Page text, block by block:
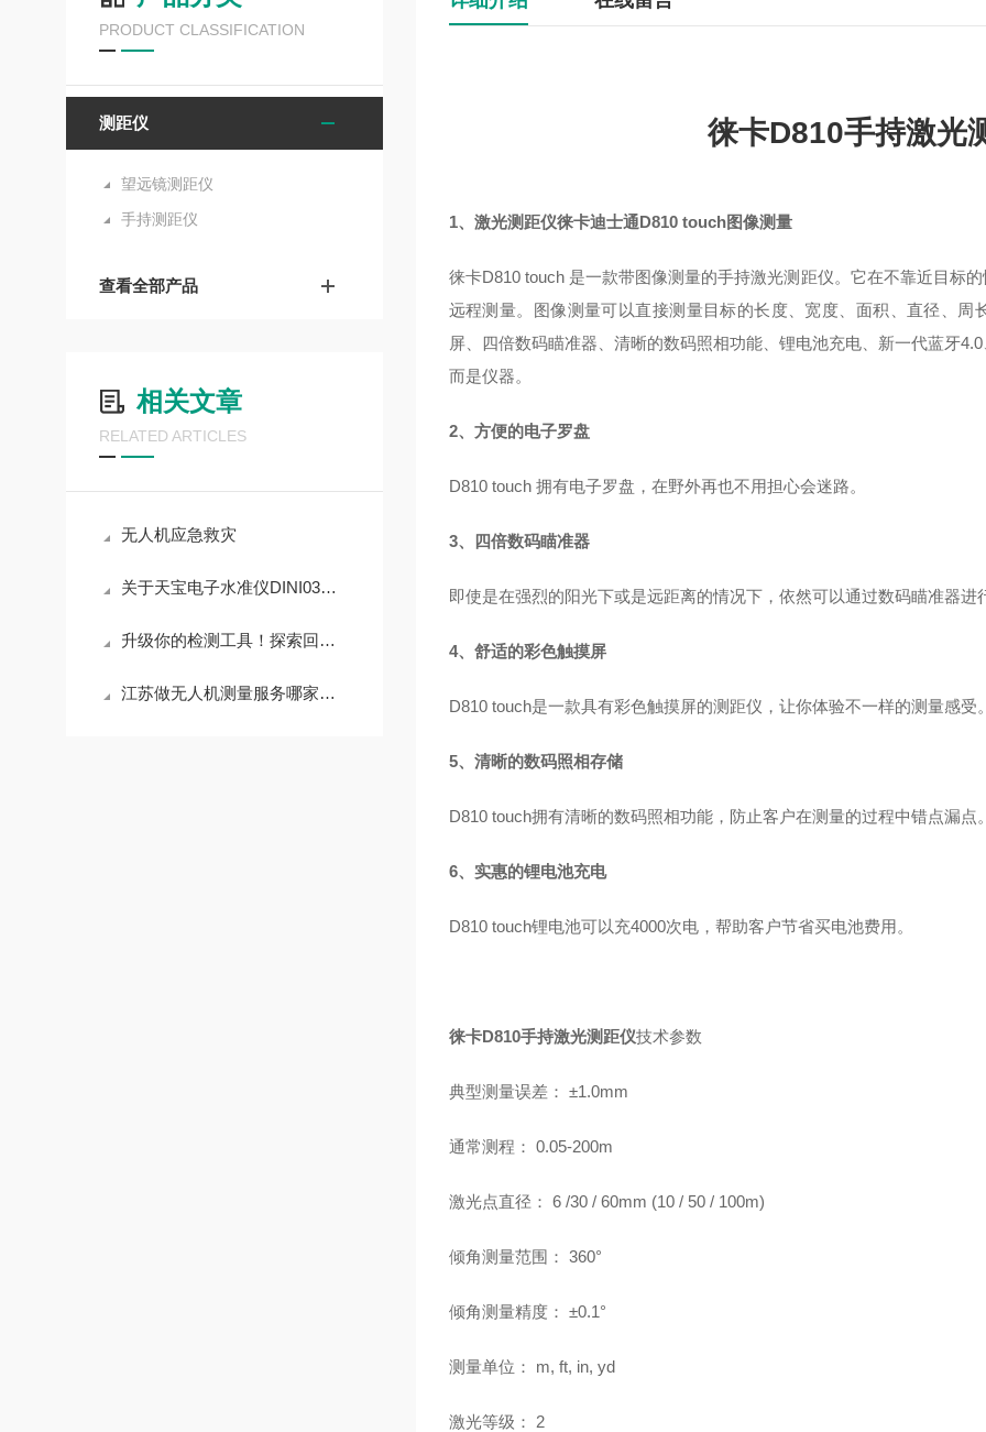
PRODUCT CLASSIFICATION
测距仪
望远镜测距仪
手持测距仪
查看全部产品
相关文章
RELATED ARTICLES
无人机应急救灾
关于天宝电子水准仪DINI03的主要特点，你可清楚？
升级你的检测工具！探索回弹仪ZC3-A的优势
江苏做无人机测量服务哪家好？高质量服务商真实推荐-南京华威测绘
徕卡D810手持激光
1、激光测距仪徕卡迪士通D810 touch图像测量
徕卡D810 touch 是一款带图像测量的手持激光测距仪。它在不靠近目标
远程测量。图像测量可以直接测量目标的长度、宽度、面积、直径、周
屏、四倍数码瞄准器、清晰的数码照相功能、锂电池充电、新一代蓝牙
而是仪器。
2、方便的电子罗盘
D810 touch 拥有电子罗盘，在野外再也不用担心会迷路。
3、四倍数码瞄准器
即使是在强烈的阳光下或是远距离的情况下，依然可以通过数码瞄准器进
4、舒适的彩色触摸屏
D810 touch是一款具有彩色触摸屏的测距仪，让你体验不一样的测量感受。
5、清晰的数码照相存储
D810 touch拥有清晰的数码照相功能，防止客户在测量的过程中错点漏点。
6、实惠的锂电池充电
D810 touch锂电池可以充4000次电，帮助客户节省买电池费用。
徕卡D810手持激光测距仪技术参数
典型测量误差： ±1.0mm
通常测程： 0.05-200m
激光点直径： 6 /30 / 60mm (10 / 50 / 100m)
倾角测量范围： 360°
倾角测量精度： ±0.1°
测量单位： m, ft, in, yd
激光等级： 2